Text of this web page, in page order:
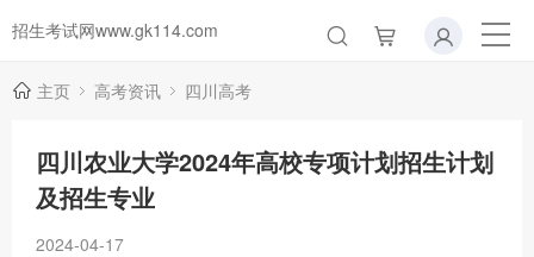
招生考试网www.gk114.com
主页 高考资讯 四川高考
四川农业大学2024年高校专项计划招生计划
及招生专业
2024-04-17